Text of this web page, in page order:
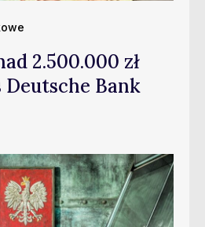
2.500.000 zł
Bank